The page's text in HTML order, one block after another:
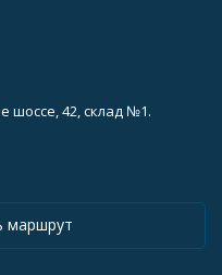
шоссе, 42, склад №1.
маршрут